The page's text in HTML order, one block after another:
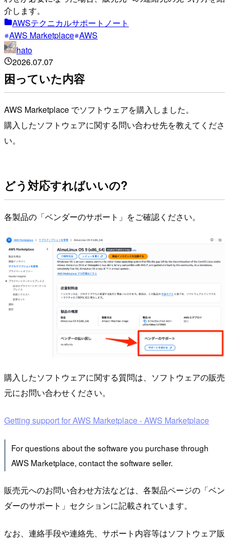
介します。
AWSテクニカルサポートノート
AWS Marketplace AWS
hato
2026.07.07
困っていた内容
AWS Marketplace でソフトウェアを購入しました。
購入したソフトウェアに関する問い合わせ先を教えてくださ
い。
どう対応すればいいの?
各製品の「ベンダーのサポート」をご確認ください。
購入したソフトウェアに関する質問は、ソフトウェアの販売
元にお問い合わせください。
Getting support for AWS Marketplace - AWS Marketplace
For questions about the software you purchase through
AWS Marketplace, contact the software seller.
販売元へのお問い合わせ方法などは、各製品ページの「ベン
ダーのサポート」セクションに記載されています。
なお、連絡手段や連絡先、サポート内容等はソフトウェア販